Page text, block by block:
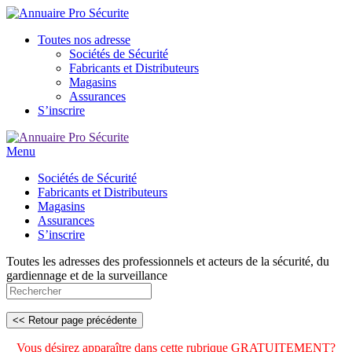
Toutes nos adresse
Sociétés de Sécurité
Fabricants et Distributeurs
Magasins
Assurances
S’inscrire
Menu
Sociétés de Sécurité
Fabricants et Distributeurs
Magasins
Assurances
S’inscrire
Toutes les adresses des professionnels et acteurs de la sécurité, du
gardiennage et de la surveillance
Vous désirez apparaître dans cette rubrique GRATUITEMENT?